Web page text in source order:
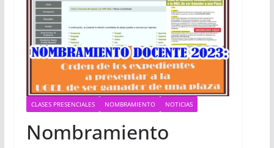
CLASES PRESENCIALES NOMBRAMIENTO NOTICIAS
Nombramiento